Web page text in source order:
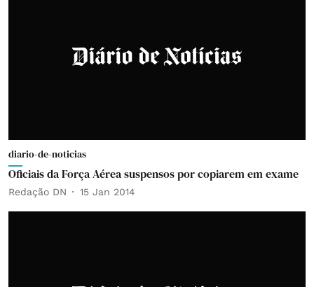
diario-de-noticias
Oficiais da Força Aérea suspensos por copiarem em exame
Redação DN 15 Jan 2014